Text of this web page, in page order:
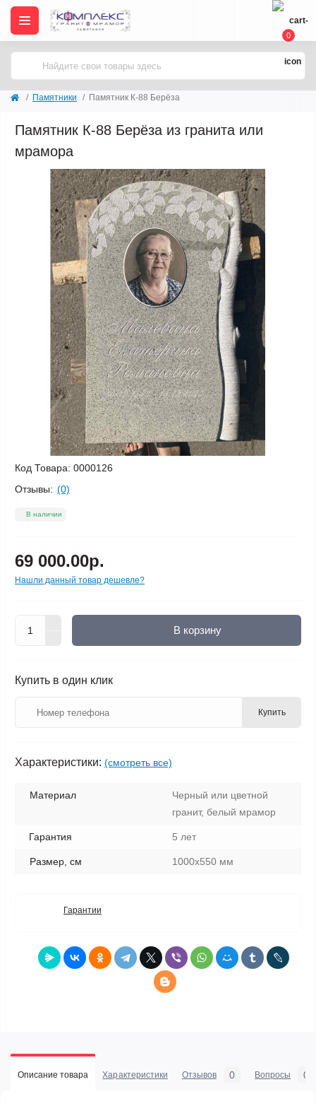
0
Памятники Памятник К-88 Берёза
Памятник К-88 Берёза из гранита или
мрамора
Код Товара: 0000126
Отзывы: (0)
В наличии
69 000.00р.
Нашли данный товар дешевле?
В корзину
Купить в один клик
Купить
Характеристики: (смотреть все)
Материал
Черный или цветной
гранит, белый мрамор
Гарантия 5 лет
Размер, см 1000х550 мм
Гарантии
Описание товара Характеристики Отзывов 0 Вопросы 0